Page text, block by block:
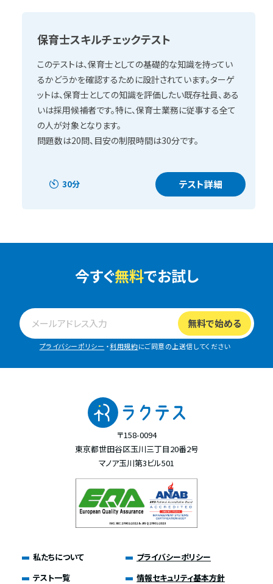
保育士スキルチェックテスト
このテストは、保育士としての基礎的な知識を持ってい
るかどうかを確認するために設計されています。ターゲ
ットは、保育士としての知識を評価したい既存社員、ある
いは採用候補者です。特に、保育士業務に従事する全て
の人が対象となります。
問題数は20問、目安の制限時間は30分です。
30分 テスト詳細
今すぐ無料でお試し
プライバシーポリシー ・利用規約にご同意の上送信してください
〒158-0094
東京都世田谷区玉川三丁目20番2号
マノア玉川第3ビル501
私たちについて
テスト一覧
プライバシーポリシー
情報セキュリティ基本方針